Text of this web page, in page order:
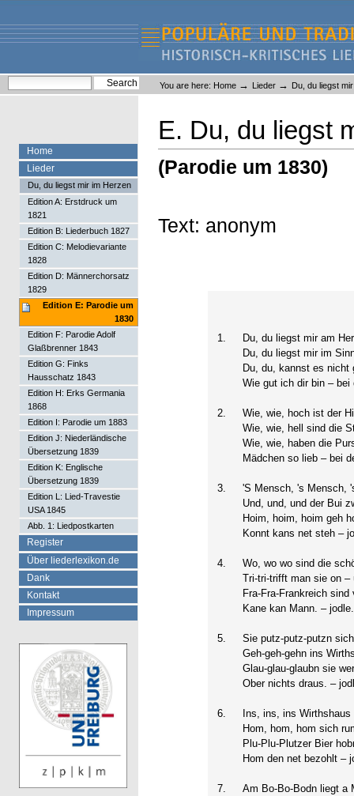
content.
navigation
Liederlexikon
Personal
tools
You are here: Home → Lieder → Du, du liegst
E. Du, du liegst
(Parodie um 1830)
Text: anonym
1.
Du, du liegst mir am
Du, du liegst mir im
Du, du, kannst es nicht
Wie gut ich dir bin – bei
2.
Wie, wie, hoch ist der
Wie, wie, hell sind die
Wie, wie, haben die
Mädchen so lieb – bei
3.
'S Mensch, 's Mensch,
Und, und, und der Bui
Hoim, hoim, hoim geh
Konnt kans net steh –
4.
Wo, wo wo sind die
Tri-tri-trifft man sie on –
Fra-Fra-Frankreich
Kane kan Mann. – jodle.
5.
Sie putz-putz-putzn
Geh-geh-gehn ins
Glau-glau-glaubn sie
Ober nichts draus. –
6.
Ins, ins, ins
Hom, hom, hom sich
Plu-Plu-Plutzer Bier
Hom den net bezohlt –
7.
Am Bo-Bo-Bodn liegt a
Home
Lieder
Du, du liegst mir im Herzen
Edition A: Erstdruck um
1821
Edition B: Liederbuch 1827
Edition C: Melodievariante
1828
Edition D: Männerchorsatz
1829
Edition E: Parodie um
1830
Edition F: Parodie Adolf
Glaßbrenner 1843
Edition G: Finks
Hausschatz 1843
Edition H: Erks Germania
1868
Edition I: Parodie um 1883
Edition J: Niederländische
Übersetzung 1839
Edition K: Englische
Übersetzung 1839
Edition L: Lied-Travestie
USA 1845
Abb. 1: Liedpostkarten
Register
Über liederlexikon.de
Dank
Kontakt
Impressum